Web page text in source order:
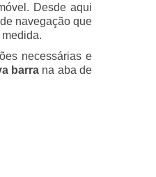
Desde aqui
navegação que
necessárias e
barra na aba de